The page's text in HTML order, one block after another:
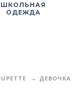
ШКОЛЬНАЯ
ОДЕЖДА
ДЕВОЧКА